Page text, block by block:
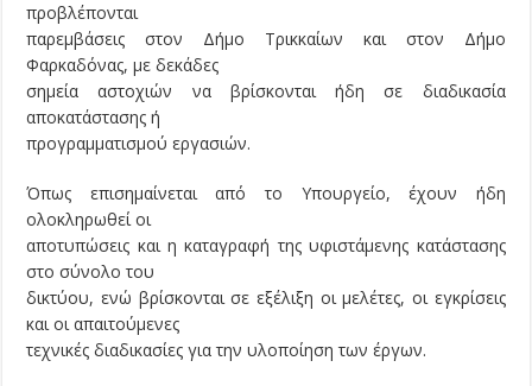
προβλέπονται
παρεμβάσεις στον Δήμο Τρικκαίων και στον Δήμο
Φαρκαδόνας, με δεκάδες
σημεία αστοχιών να βρίσκονται ήδη σε διαδικασία
αποκατάστασης ή
προγραμματισμού εργασιών.
Όπως επισημαίνεται από το Υπουργείο, έχουν ήδη
ολοκληρωθεί οι
αποτυπώσεις και η καταγραφή της υφιστάμενης κατάστασης
στο σύνολο του
δικτύου, ενώ βρίσκονται σε εξέλιξη οι μελέτες, οι εγκρίσεις
και οι απαιτούμενες
τεχνικές διαδικασίες για την υλοποίηση των έργων.